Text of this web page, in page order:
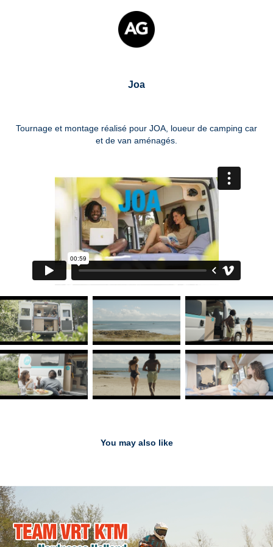
Joa
Tournage et montage réalisé pour JOA, loueur de camping car
et de van aménagés.
You may also like